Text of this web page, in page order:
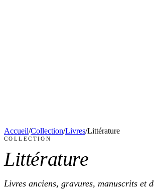
Accueil/Collection/Livres/Littérature
COLLECTION
Littérature
Livres anciens, gravures, manuscrits et